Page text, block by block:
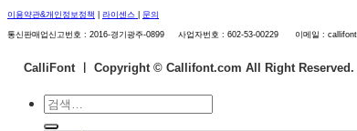
이용약관&개인정보정책 라이센스 문의
통신판매업신고번호 : 2016-경기광주-0899 사업자번호 : 602-53-00229 이메일 :
CalliFont ㅣ Copyright © Callifont.com All Right Reserved.
검
색: